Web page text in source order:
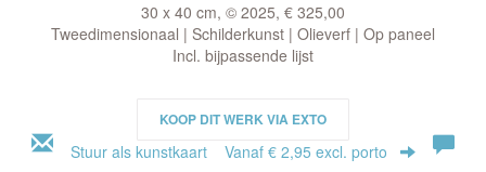
30 x 40 cm, © 2025, € 325,00
Tweedimensionaal | Schilderkunst | Olieverf | Op paneel
Incl. bijpassende lijst
KOOP DIT WERK VIA EXTO
Stuur als kunstkaart Vanaf € 2,95 excl. porto